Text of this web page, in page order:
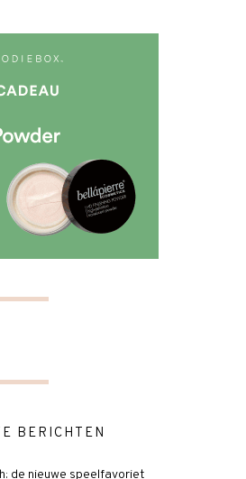
BERICHTEN
de nieuwe speelfavoriet